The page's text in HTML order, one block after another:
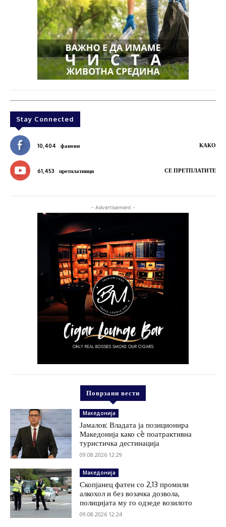
Stay Connected
10,404 фанови КАКО
61,453 претплатници СЕ ПРЕТПЛАТИТЕ
- Advertisement -
Поврзани вести
Македонија
Јамалов: Владата ја позиционира
Македонија како сè поатрактивна
туристичка дестинација
09.08.2026 12:29
Македонија
Скопјанец фатен со 2,13 промили
алкохол и без возачка дозвола,
полицијата му го одзеде возилото
09.08.2026 12:24